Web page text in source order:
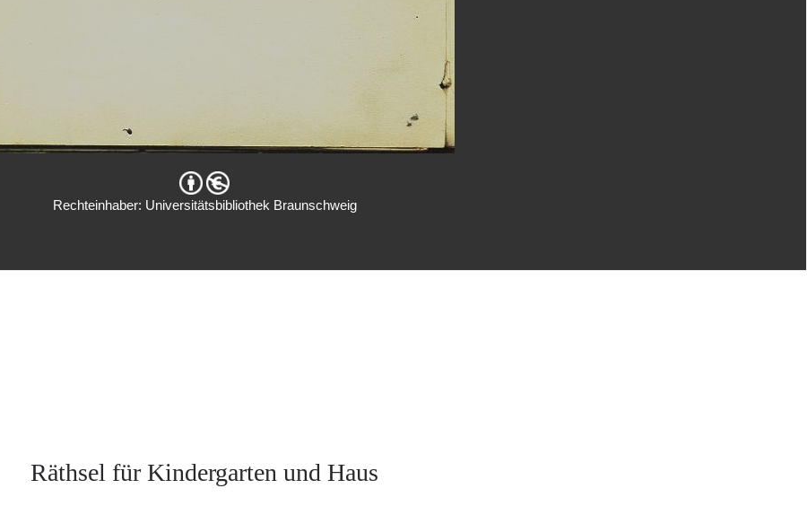
Rechteinhaber: Universitätsbibliothek Braunschweig
Räthsel für Kindergarten und Haus